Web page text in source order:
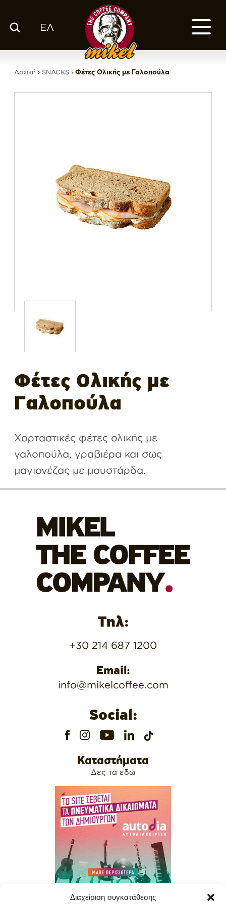
Διαχείριση συγκατάθεσης
ΕΛ
Ο ΚΑΦΕΣ ΜΑΣ
ΕΤΑΙΡΙΑ
FRANCHISE
Αρχική › SNACKS› Φέτες Ολικής με Γαλοπούλα
Φέτες Ολικής με
Γαλοπούλα
Χορταστικές φέτες ολικής με
γαλοπούλα, γραβιέρα και σως
μαγιονέζας με μουστάρδα.
Τηλ:
+30 214 687 1200
Email:
info@mikelcoffee.com
Social:
Καταστήματα
Δες τα εδώ